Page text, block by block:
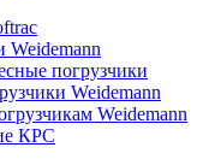
Weidemann
погрузчики
Weidemann
Weidemann
КРС